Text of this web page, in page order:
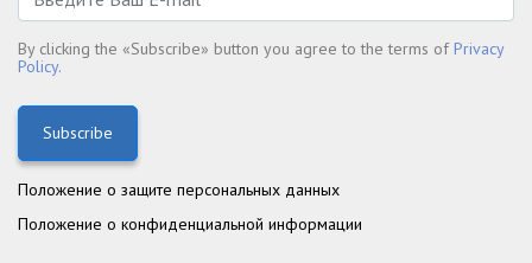
By clicking the «Subscribe» button you agree to the terms ofPrivacy
Policy.
Subscribe
Положение о защите персональных данных
Положение о конфиденциальной информации